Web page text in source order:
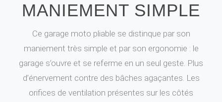
MANIEMENT SIMPLE
Ce garage moto pliable se distinque par son
maniement très simple et par son ergonomie : le
garage s’ouvre et se referme en un seul geste. Plus
d’énervement contre des bâches agaçantes. Les
orifices de ventilation présentes sur les côtés